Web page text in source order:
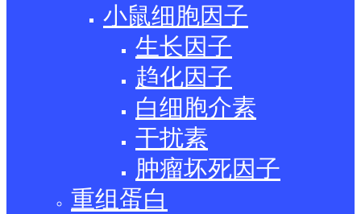
小鼠细胞因子
生长因子
趋化因子
白细胞介素
干扰素
肿瘤坏死因子
重组蛋白